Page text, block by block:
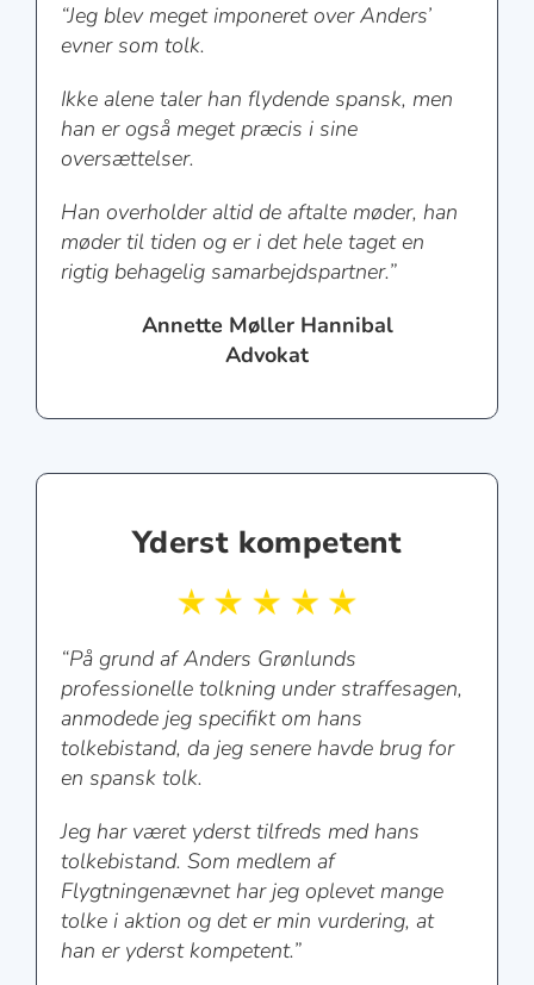
“Jeg blev meget imponeret over Anders’
evner som tolk.
Ikke alene taler han flydende spansk, men
han er også meget præcis i sine
oversættelser.
Han overholder altid de aftalte møder, han
møder til tiden og er i det hele taget en
rigtig behagelig samarbejdspartner.”
Annette Møller Hannibal
Advokat
Yderst kompetent
“På grund af Anders Grønlunds
professionelle tolkning under straffesagen,
anmodede jeg specifikt om hans
tolkebistand, da jeg senere havde brug for
en spansk tolk.
Jeg har været yderst tilfreds med hans
tolkebistand. Som medlem af
Flygtningenævnet har jeg oplevet mange
tolke i aktion og det er min vurdering, at
han er yderst kompetent.”